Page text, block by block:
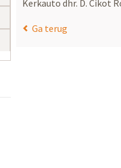
Kerkauto dhr. D. Cikot
Ga terug